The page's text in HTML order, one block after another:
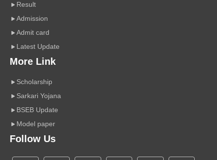
Result
Admission
Admit card
Latest Update
More Link
Scholarship
Sarkari Yojana
BSEB Update
Model paper
Follow Us